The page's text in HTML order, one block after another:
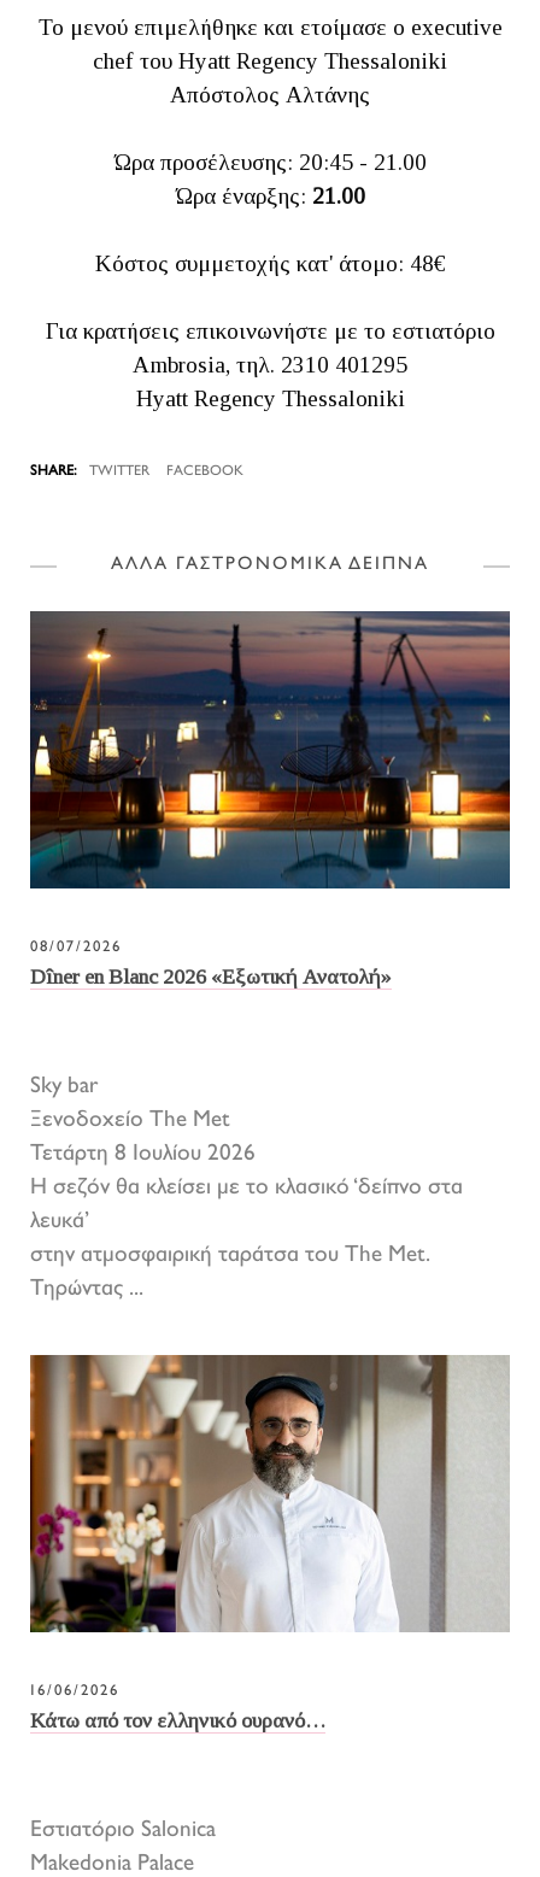
Το μενού επιμελήθηκε και ετοίμασε ο executive
chef του Hyatt Regency Thessaloniki
Απόστολος Αλτάνης
Ώρα προσέλευσης: 20:45 - 21.00
Ώρα έναρξης: 21.00
Κόστος συμμετοχής κατ' άτομο: 48€
Για κρατήσεις επικοινωνήστε με το εστιατόριο
Ambrosia, τηλ. 2310 401295
Hyatt Regency Thessaloniki
TWITTER FACEBOOK
ΑΛΛΑ ΓΑΣΤΡΟΝΟΜΙΚΑ ΔΕΙΠΝΑ
08/07/2026
Dîner en Blanc 2026 «Εξωτική Ανατολή»
Sky bar
Ξενοδοχείο The Met
Τετάρτη 8 Ιουλίου 2026
Η σεζόν θα κλείσει με το κλασικό ‘δείπνο στα
λευκά’
στην ατμοσφαιρική ταράτσα του The Met.
Τηρώντας ...
16/06/2026
Κάτω από τον ελληνικό ουρανό…
Εστιατόριο Salonica
Makedonia Palace